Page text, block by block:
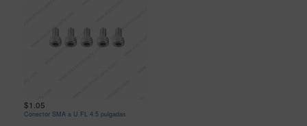
$1.05
Conector SMA a U.FL 4.5 pulgadas